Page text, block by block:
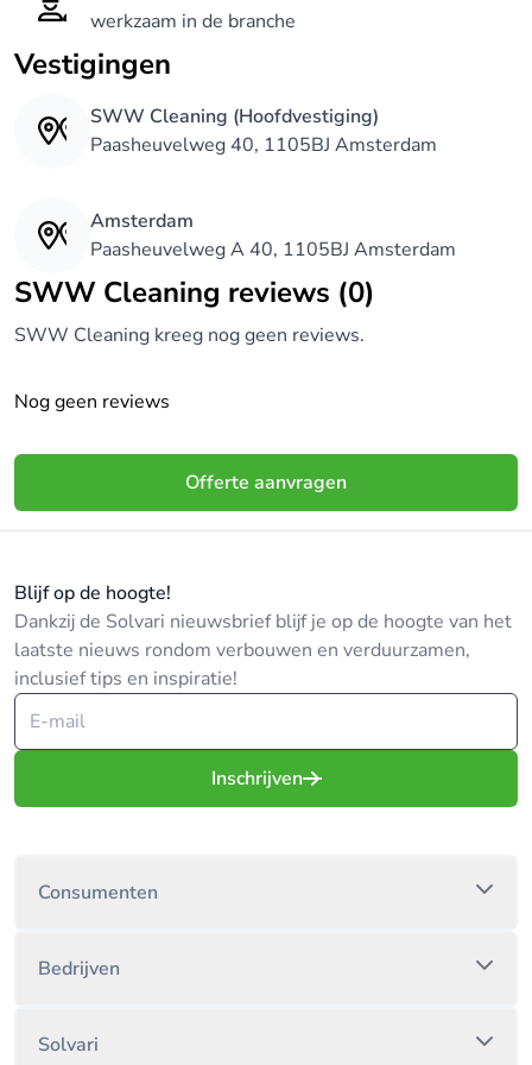
Glasbewassing
Wij zijn een jong en dynamisch bedrijf dat gelooft in
situatie te vinden. Ons doel is 100% tevredenheid
en een langdurige samenwerking. Vraag vandaag
nog een vrijblijvende offerte aan.`
werkzaam in de branche
Vestigingen
SWW Cleaning (Hoofdvestiging)
Paasheuvelweg 40, 1105BJ Amsterdam
Amsterdam
Paasheuvelweg A 40, 1105BJ Amsterdam
SWW Cleaning reviews (0)
SWW Cleaning kreeg nog geen reviews.
Nog geen reviews
Offerte aanvragen
Blijf op de hoogte!
Dankzij de Solvari nieuwsbrief blijf je op de hoogte van het
laatste nieuws rondom verbouwen en verduurzamen,
inclusief tips en inspiratie!
Inschrijven
Consumenten
Bedrijven
Solvari